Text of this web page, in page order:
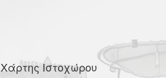
Χάρτης Ιστοχώρου